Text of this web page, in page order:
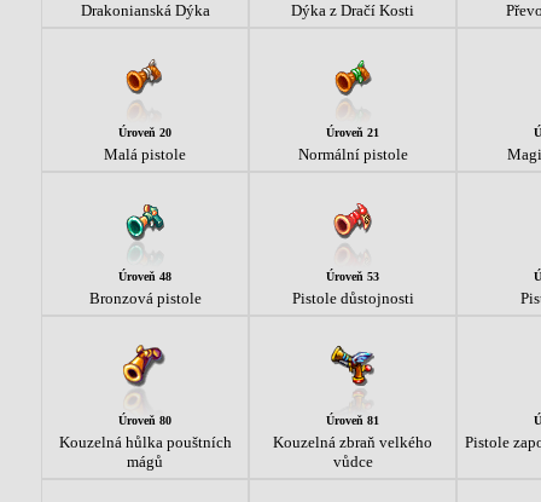
Drakonianská Dýka Dýka z Dračí Kosti
Úroveň 20
Malá pistole
Úroveň 21
Normální pistole
Úroveň 48
Bronzová pistole
Úroveň 53
Pistole důstojnosti
Úroveň 80
Kouzelná hůlka pouštních
mágů
Úroveň 81
Kouzelná zbraň velkého
vůdce
Pistole